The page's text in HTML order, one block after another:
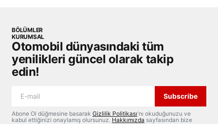
BÖLÜMLER
KURUMSAL
Otomobil dünyasındaki tüm
yenilikleri güncel olarak takip
edin!
Subscribe
Abone Ol düğmesine basarak Gizlilik Politikası'nı okuduğunuzu ve
kabul ettiğinizi onaylamış olursunuz. Hakkımızda sayfasından bize